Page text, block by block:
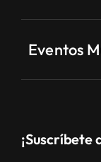
Eventos
¡Suscríbete